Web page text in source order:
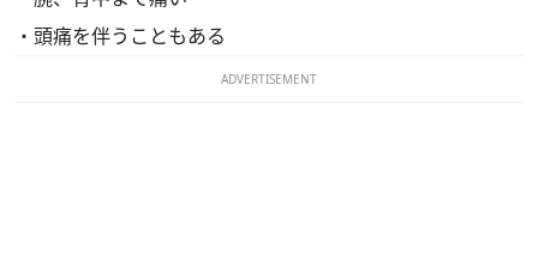
・頭痛を伴うこともある
ADVERTISEMENT